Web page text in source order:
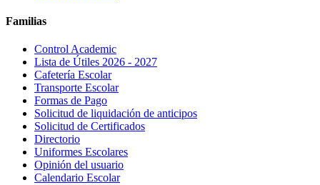
Familias
Control Academic
Lista de Útiles 2026 - 2027
Cafetería Escolar
Transporte Escolar
Formas de Pago
Solicitud de liquidación de anticipos
Solicitud de Certificados
Directorio
Uniformes Escolares
Opinión del usuario
Calendario Escolar